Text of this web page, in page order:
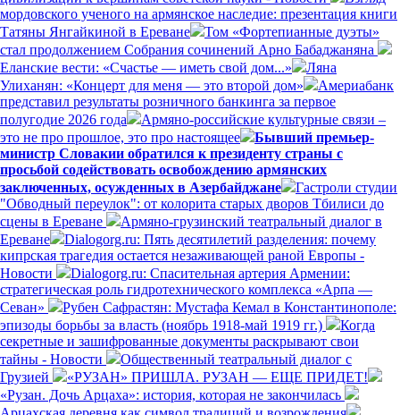
мордовского ученого на армянское наследие: презентация книги
Татяны Янгайкиной в Ереване
Том «Фортепианные дуэты»
стал продолжением Собрания сочинений Арно Бабаджаняна
Еланские вести: «Счастье — иметь свой дом...»
Ляна
Улиханян: «Концерт для меня — это второй дом»
Америабанк
представил результаты розничного банкинга за первое
полугодие 2026 года
Армяно-российские культурные связи –
это не про прошлое, это про настоящее
Бывший премьер-
министр Словакии обратился к президенту страны с
просьбой содействовать освобождению армянских
заключенных, осужденных в Азербайджане
Гастроли студии
"Обводный переулок": от колорита старых дворов Тбилиси до
сцены в Ереване
Армяно-грузинский театральный диалог в
Ереване
Dialogorg.ru: Пять десятилетий разделения: почему
кипрская трагедия остается незаживающей раной Европы -
Новости
Dialogorg.ru: Спасительная артерия Армении:
стратегическая роль гидротехнического комплекса «Арпа —
Севан»
Рубен Сафрастян: Мустафа Кемал в Константинополе:
эпизоды борьбы за власть (ноябрь 1918-май 1919 гг.)
Когда
секретные и зашифрованные документы раскрывают свои
тайны - Новости
Общественный театральный диалог с
Грузией
«РУЗАН» ПРИШЛА. РУЗАН — ЕЩЕ ПРИДЕТ!
«Рузан. Дочь Арцаха»: история, которая не закончилась